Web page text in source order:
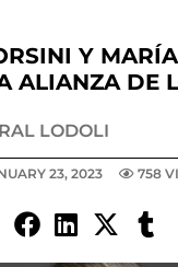
Y
ALIANZA DE
LODOLI
23, 2023 758